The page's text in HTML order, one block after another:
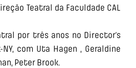
Teatral da Faculdade CAL
por três anos no Director’s
NY, com Uta Hagen , Geraldine
Peter Brook.